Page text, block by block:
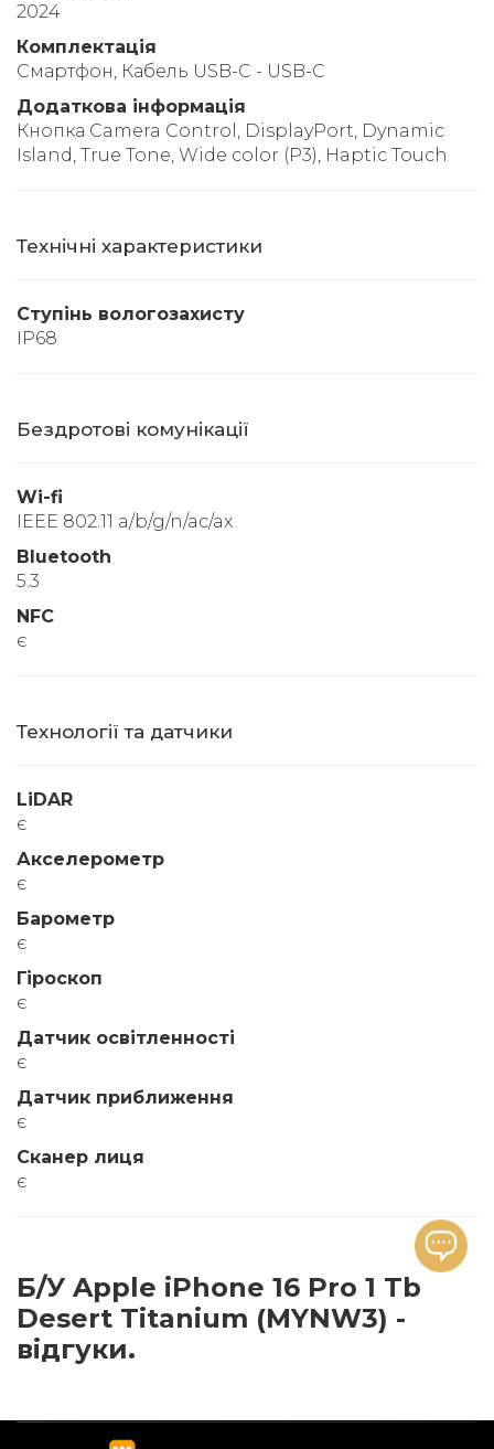
2024
Комплектація
Смартфон, Кабель USB-C - USB-C
Додаткова інформація
Кнопка Camera Control, DisplayPort, Dynamic
Island, True Tone, Wide color (P3), Haptic Touch
Технічні характеристики
Ступінь вологозахисту
IP68
Бездротові комунікації
Wi-fi
IEEE 802.11 a/b/g/n/ac/ax
Bluetooth
5.3
NFC
є
Технології та датчики
LiDAR
є
Акселерометр
є
Барометр
є
Гіроскоп
є
Датчик освітленності
є
Датчик приближення
є
Сканер лиця
є
Б/У Apple iPhone 16 Pro 1 Tb
Desert Titanium (MYNW3) -
відгуки.